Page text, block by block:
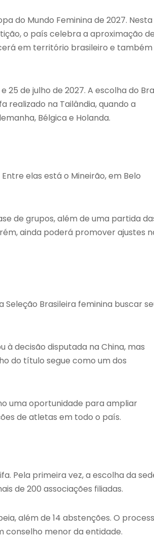
do Mundo Feminina de 2027. Nesta
o país celebra a aproximação
em território brasileiro e
de julho de 2027. A escolha do
realizado na Tailândia, quando a
Bélgica e Holanda.
elas está o Mineirão, em Belo
de grupos, além de uma partida
ainda poderá promover ajustes
Brasileira feminina buscar
à decisão disputada na China, mas
do título segue como um dos
uma oportunidade para ampliar
de atletas em todo o país.
Pela primeira vez, a escolha da
de 200 associações filiadas.
além de 14 abstenções. O
conselho menor da entidade.